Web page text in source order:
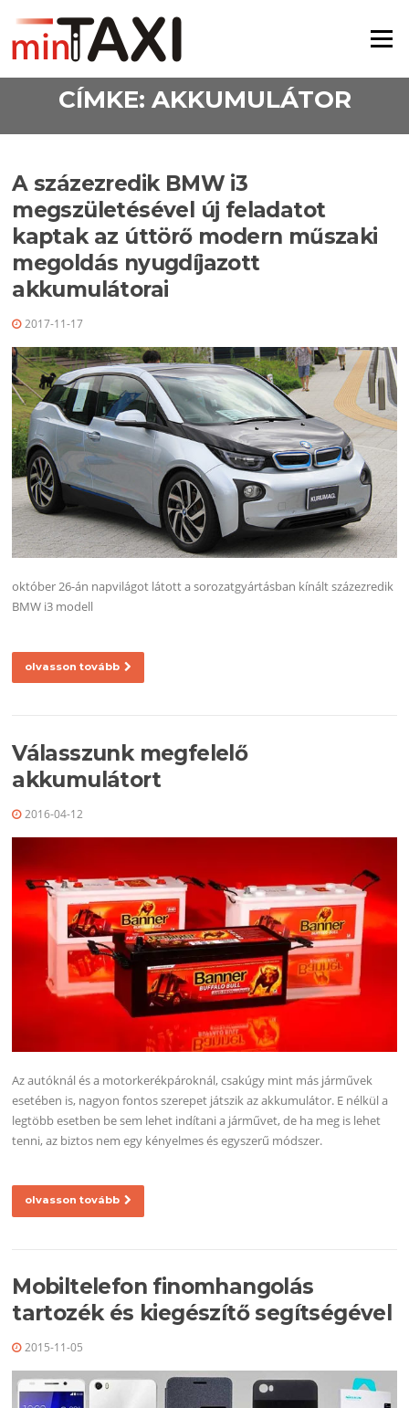
Menü
CÍMKE: AKKUMULÁTOR
A százezredik BMW i3
megszületésével új feladatot
kaptak az úttörő modern műszaki
megoldás nyugdíjazott
akkumulátorai
2017-11-17
október 26-án napvilágot látott a sorozatgyártásban kínált százezredik
BMW i3 modell
olvasson tovább
Válasszunk megfelelő
akkumulátort
2016-04-12
Az autóknál és a motorkerékpároknál, csakúgy mint más járművek
esetében is, nagyon fontos szerepet játszik az akkumulátor. E nélkül a
legtöbb esetben be sem lehet indítani a járművet, de ha meg is lehet
tenni, az biztos nem egy kényelmes és egyszerű módszer.
olvasson tovább
Mobiltelefon finomhangolás
tartozék és kiegészítő segítségével
2015-11-05